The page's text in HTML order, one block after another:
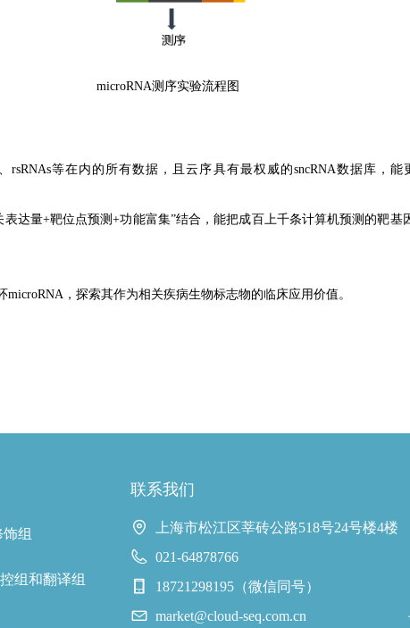
microRNA测序实验流程图
rsRNAs等在内的所有数据，且云序具有最权威的sncRNA数据库，
达量+靶位点预测+功能富集”结合，能把成百上千条计算机预测的靶
，探索其作为相关疾病生物标志物的临床应用价值。
组
组和翻译组
联系我们
上海市松江区莘砖公路518号24号楼4楼
021-64878766
18721298195（微信同号）
market@cloud-seq.com.cn